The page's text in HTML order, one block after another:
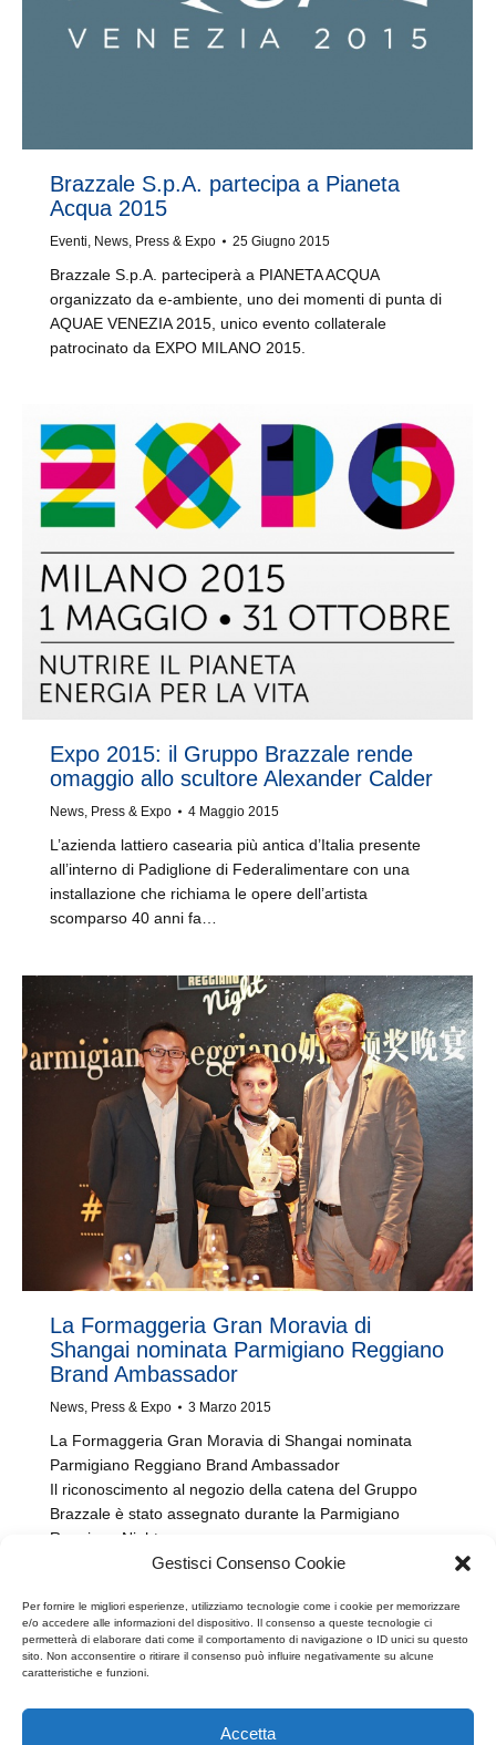
Gestisci Consenso Cookie
Per fornire le migliori esperienze, utilizziamo tecnologie come i cookie per memorizzare
e/o accedere alle informazioni del dispositivo. Il consenso a queste tecnologie ci
permetterà di elaborare dati come il comportamento di navigazione o ID unici su questo
sito. Non acconsentire o ritirare il consenso può influire negativamente su alcune
caratteristiche e funzioni.
Accetta
Brazzale S.p.A. partecipa a Pianeta
Acqua 2015
Eventi, News, Press & Expo 25 Giugno 2015
Brazzale S.p.A. parteciperà a PIANETA ACQUA
organizzato da e-ambiente, uno dei momenti di punta di
AQUAE VENEZIA 2015, unico evento collaterale
patrocinato da EXPO MILANO 2015.
Expo 2015: il Gruppo Brazzale rende
omaggio allo scultore Alexander Calder
News, Press & Expo 4 Maggio 2015
L’azienda lattiero casearia più antica d’Italia presente
all’interno di Padiglione di Federalimentare con una
installazione che richiama le opere dell’artista
scomparso 40 anni fa…
La Formaggeria Gran Moravia di
Shangai nominata Parmigiano Reggiano
Brand Ambassador
News, Press & Expo 3 Marzo 2015
La Formaggeria Gran Moravia di Shangai nominata
Parmigiano Reggiano Brand Ambassador
Il riconoscimento al negozio della catena del Gruppo
Brazzale è stato assegnato durante la Parmigiano
Reggiano Night…
← 1 … 8 9 10 11 12
…